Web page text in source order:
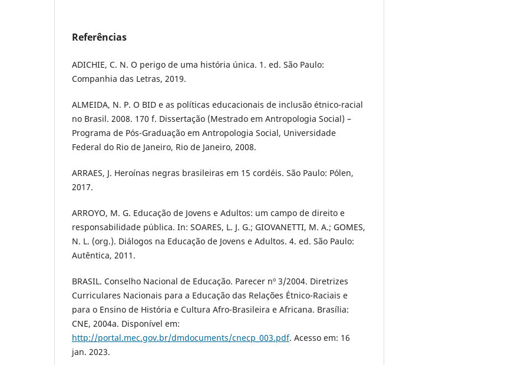
Referências
ADICHIE, C. N. O perigo de uma história única. 1. ed. São Paulo:
Companhia das Letras, 2019.
ALMEIDA, N. P. O BID e as políticas educacionais de inclusão étnico-racial
no Brasil. 2008. 170 f. Dissertação (Mestrado em Antropologia Social) –
Programa de Pós-Graduação em Antropologia Social, Universidade
Federal do Rio de Janeiro, Rio de Janeiro, 2008.
ARRAES, J. Heroínas negras brasileiras em 15 cordéis. São Paulo: Pólen,
2017.
ARROYO, M. G. Educação de Jovens e Adultos: um campo de direito e
responsabilidade pública. In: SOARES, L. J. G.; GIOVANETTI, M. A.; GOMES,
N. L. (org.). Diálogos na Educação de Jovens e Adultos. 4. ed. São Paulo:
Autêntica, 2011.
BRASIL. Conselho Nacional de Educação. Parecer nº 3/2004. Diretrizes
Curriculares Nacionais para a Educação das Relações Étnico-Raciais e
para o Ensino de História e Cultura Afro-Brasileira e Africana. Brasília:
CNE, 2004a. Disponível em:
http://portal.mec.gov.br/dmdocuments/cnecp_003.pdf. Acesso em: 16
jan. 2023.